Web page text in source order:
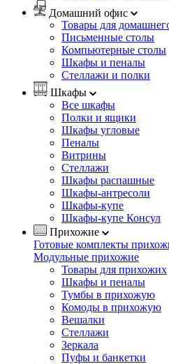
Домашний офис
Товары для
Письменные столы
Компьютерные столы
Шкафы и пеналы
Стеллажи и полки
Шкафы
Все шкафы
Полки и ящики
Шкафы угловые
Пеналы
Витрины
Стеллажи
Шкафы распашные
Шкафы-антресоли
Шкафы-купе
Шкафы-купе Консул
Прихожие
Готовые комплекты
Модульные прихожие
Товары для прихожих
Шкафы и пеналы
Тумбы в прихожую
Комоды в прихожую
Вешалки
Стеллажи
Зеркала
Пуфы и банкетки